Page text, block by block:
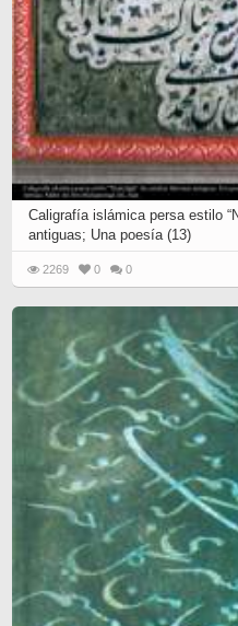
Caligrafía islámica persa estilo
antiguas; Una poesía (13)
2269 0 0